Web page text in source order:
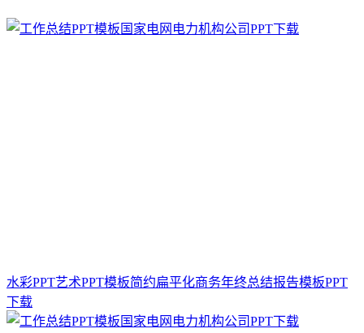
水彩PPT艺术PPT模板简约扁平化商务年终总结报告模板PPT
下载